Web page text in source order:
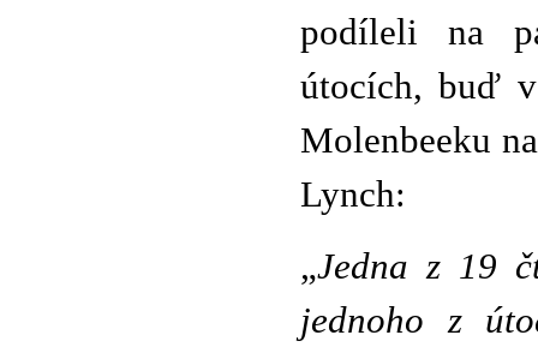
podíleli na
útocích, buď
Molenbeeku
Lynch:
„Jedna z 19
jednoho z